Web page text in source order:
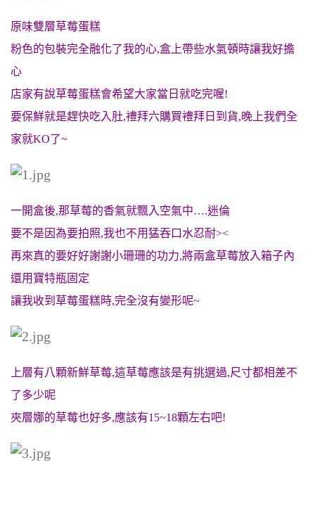
原味雙層草莓蛋糕
粉色的包裝完全融化了我的心,盒上帶些水氣頓時讓我好擔
心
店家有說草莓蛋糕會希望大家當日就吃完喔!
要保鮮就是趕快吃入肚,禮拜六購買禮拜日到貨,晚上我們全
家就KO了~
一開盒後,那草莓的香氣就飄入空氣中….迷倫
要不是因為要拍照,我也不用猛吞口水忍耐><
再來真的要好好謝謝小珊珊的功力,將兩盒草莓放入箱子內
還用寶特瓶固定
讓我收到草莓蛋糕時,完全沒有變形呢~
上層有八顆新鮮草莓,這草莓應該是有挑選過,尺寸都相差不
了多少呢
夾層娜的草莓也好多,應該有15~18顆左右吧!